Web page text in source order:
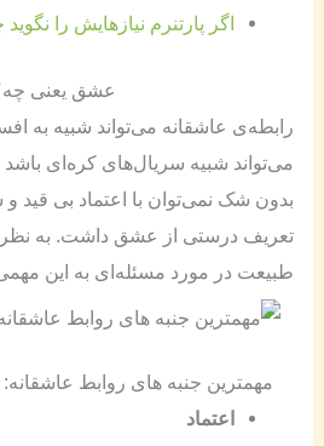
اگر پارتنرم نیازهایش را
عشق یعنی
رابطه‌ی عاشقانه می‌تواند شبیه به
می‌تواند شبیه سریال‌های کره‌ای
بدون شک نمی‌توان با اعتماد بی قید
تعریف درستی از عشق داشت. به
طبیعت در مورد مسئله‌ای به این
مهمترین جنبه های روابط عاشقانه:
اعتماد